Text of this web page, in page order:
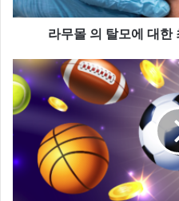
라무몰 의 탈모에 대